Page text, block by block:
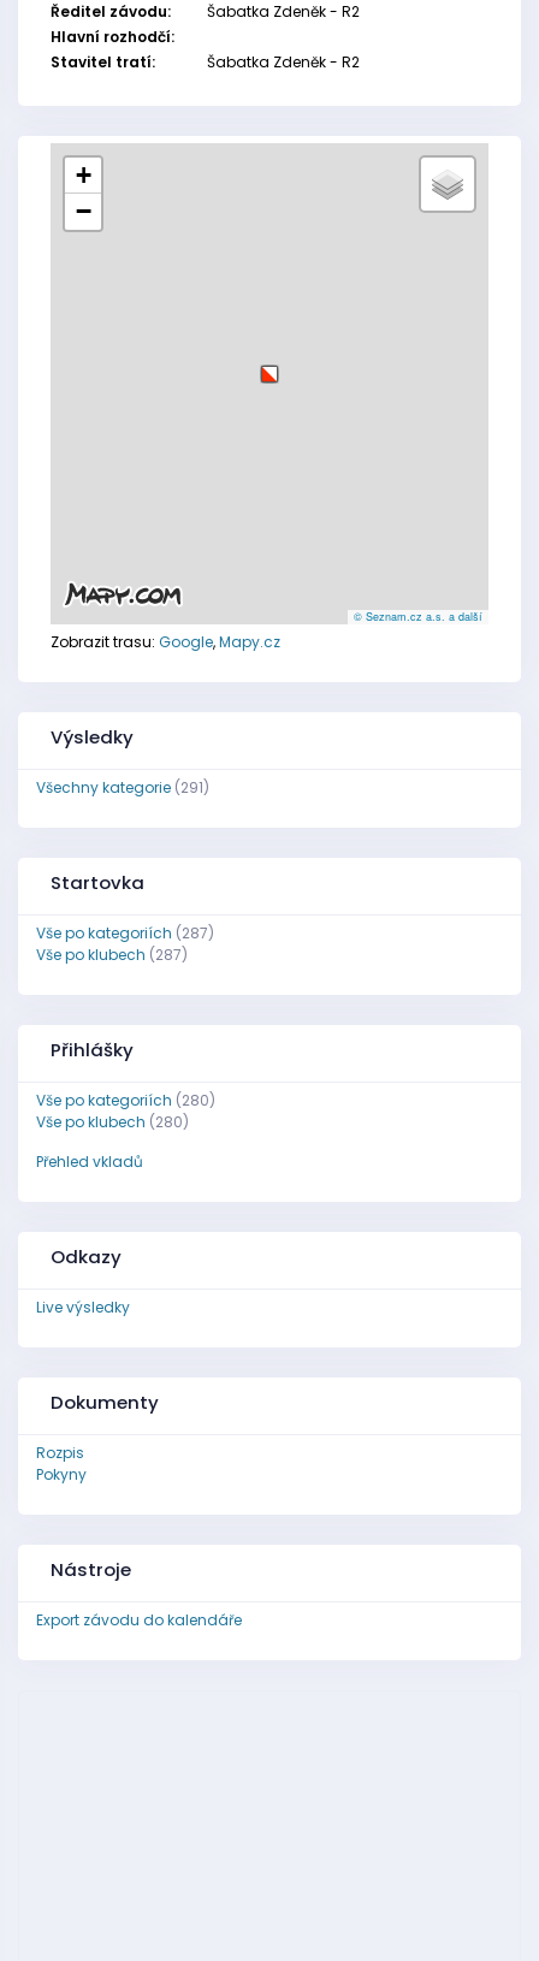
Ředitel závodu:
Šabatka Zdeněk - R2
Hlavní rozhodčí:
Stavitel tratí:
Šabatka Zdeněk - R2
+
−
© Seznam.cz a.s. a další
Zobrazit trasu: Google,Mapy.cz
Výsledky
Všechny kategorie(291)
Startovka
Vše po kategoriích (287)
Vše po klubech (287)
Přihlášky
Vše po kategoriích (280)
Vše po klubech (280)
Přehled vkladů
Odkazy
Live výsledky
Dokumenty
Rozpis
Pokyny
Nástroje
Export závodu do kalendáře